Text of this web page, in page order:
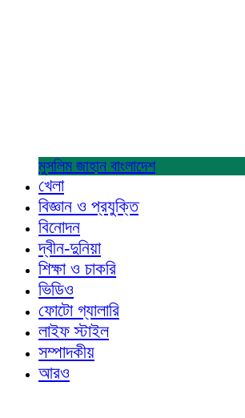
মুসলিম জাহান বাংলাদেশ
খেলা
বিজ্ঞান ও প্রযুক্তি
বিনোদন
দ্বীন-দুনিয়া
শিক্ষা ও চাকরি
ভিডিও
ফোটো গ্যালারি
লাইফ স্টাইল
সম্পাদকীয়
আরও